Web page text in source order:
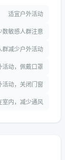
适宜户外活动
数敏感人群注意
群减少户外活动
活动，佩戴口罩
活动，关闭门窗
室内，减少通风